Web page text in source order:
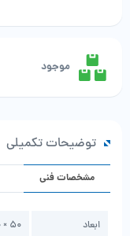
اثر
اول
عدد
موجود
توضیحات تکمیلی
مشخصات فنی
ابعاد 50 × 70 سانتیمتر